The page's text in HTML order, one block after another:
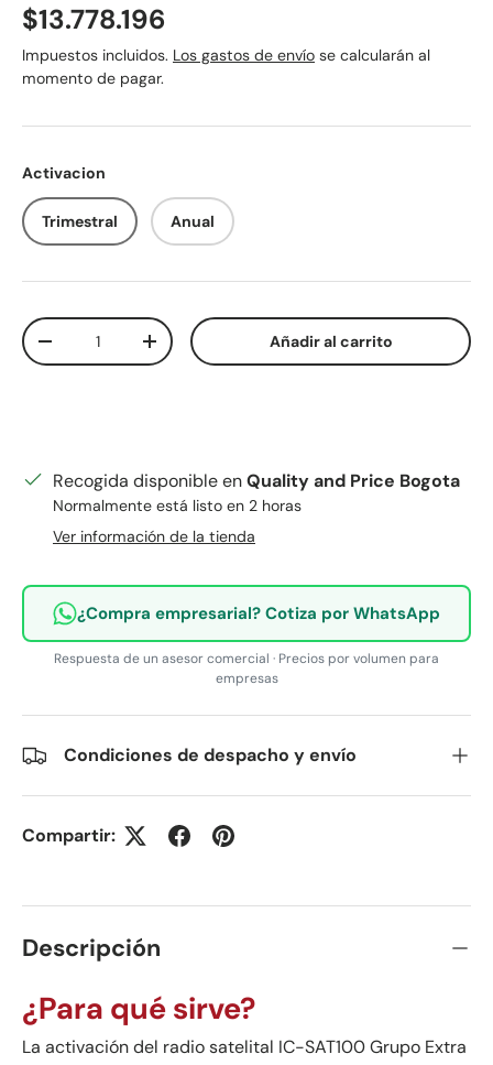
Precio normal
$13.778.196
Impuestos incluidos. Los gastos de envío se calcularán al
momento de pagar.
Activacion
Trimestral Anual
Cant.
Disminuir cantidadAumentar la cantidadAñadir al carrito
Recogida disponible enQuality and Price Bogota
Normalmente está listo en 2 horas
Ver información de la tienda
¿Compra empresarial? Cotiza por WhatsApp
Respuesta de un asesor comercial · Precios por volumen para
empresas
Condiciones de despacho y envío
Compartir:
Descripción
¿Para qué sirve?
La activación del radio satelital IC-SAT100 Grupo Extra